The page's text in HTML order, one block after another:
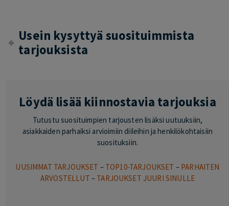
Usein kysyttyä suosituimmista
tarjouksista
Löydä lisää kiinnostavia tarjouksia
Tutustu suosituimpien tarjousten lisäksi uutuuksiin,
asiakkaiden parhaiksi arvioimiin diileihin ja henkilökohtaisiin
suosituksiin.
UUSIMMAT TARJOUKSET – TOP10-TARJOUKSET – PARHAITEN
ARVOSTELLUT – TARJOUKSET JUURI SINULLE